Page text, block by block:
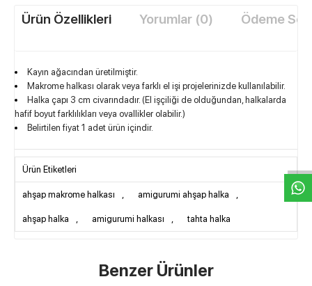
W
h
t
s
a
p
p
D
e
s
e
H
a
t
t
Ürün Özellikleri Yorumlar (0) Ödeme
​Kayın ağacından üretilmiştir.
Makrome halkası olarak veya farklı el işi projelerinizde kullanılabilir.
Halka çapı 3 cm civarındadır. (El işçiliği de olduğundan, halkalarda
hafif boyut farklılıkları veya ovallikler olabilir.)
Belirtilen fiyat 1 adet ürün içindir.
Ürün Etiketleri
ahşap makrome halkası , amigurumi ahşap halka ,
ahşap halka , amigurumi halkası , tahta halka
Benzer Ürünler